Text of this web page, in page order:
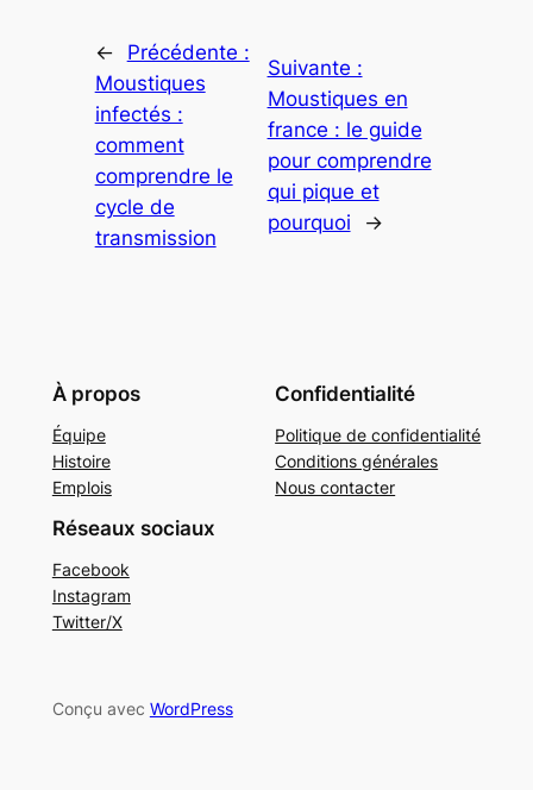
←
Précédente :
Moustiques
infectés :
comment
comprendre le
cycle de
transmission
Suivante :
Moustiques en
france : le guide
pour comprendre
qui pique et
pourquoi
→
À propos
Équipe
Histoire
Emplois
Confidentialité
Politique de confidentialité
Conditions générales
Nous contacter
Réseaux sociaux
Facebook
Instagram
Twitter/X
Conçu avec WordPress